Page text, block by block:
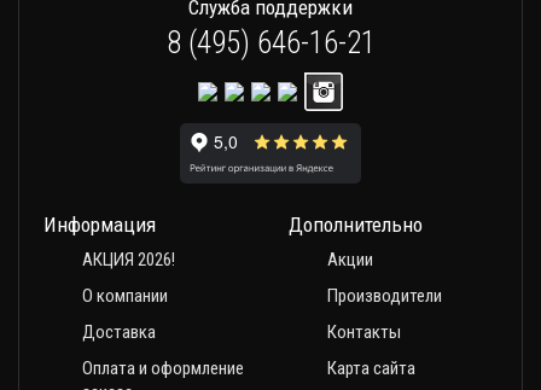
Служба поддержки
8 (495) 646-16-21
Информация
АКЦИЯ 2026!
О компании
Доставка
Оплата и оформление
Дополнительно
Акции
Производители
Контакты
Карта сайта